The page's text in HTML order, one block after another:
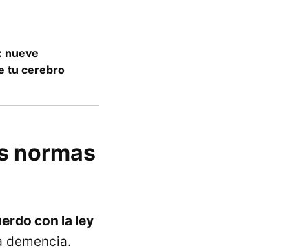
nueve
tu cerebro
normas
con la ley
demencia.